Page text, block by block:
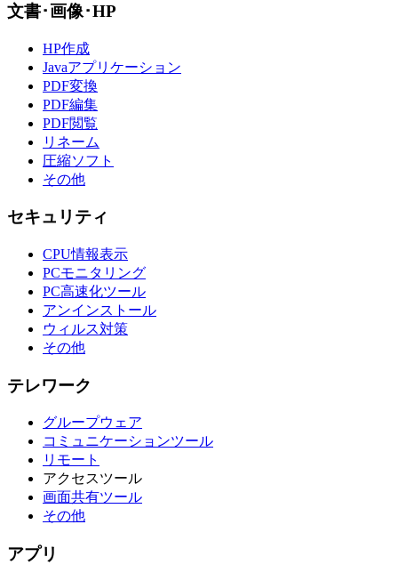
文書･画像･HP
HP作成
Javaアプリケーション
PDF変換
PDF編集
PDF閲覧
リネーム
圧縮ソフト
その他
セキュリティ
CPU情報表示
PCモニタリング
PC高速化ツール
アンインストール
ウィルス対策
その他
テレワーク
グループウェア
コミュニケーションツール
リモート
アクセスツール
画面共有ツール
その他
アプリ